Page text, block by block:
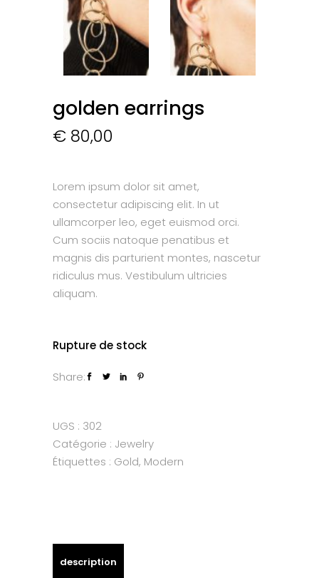
golden earrings
€ 80,00
Lorem ipsum dolor sit amet,
consectetur adipiscing elit. In ut
ullamcorper leo, eget euismod orci.
Cum sociis natoque penatibus et
magnis dis parturient montes, nascetur
ridiculus mus. Vestibulum ultricies
aliquam.
Rupture de stock
Share:
UGS : 302
Catégorie : Jewelry
Étiquettes : Gold, Modern
description